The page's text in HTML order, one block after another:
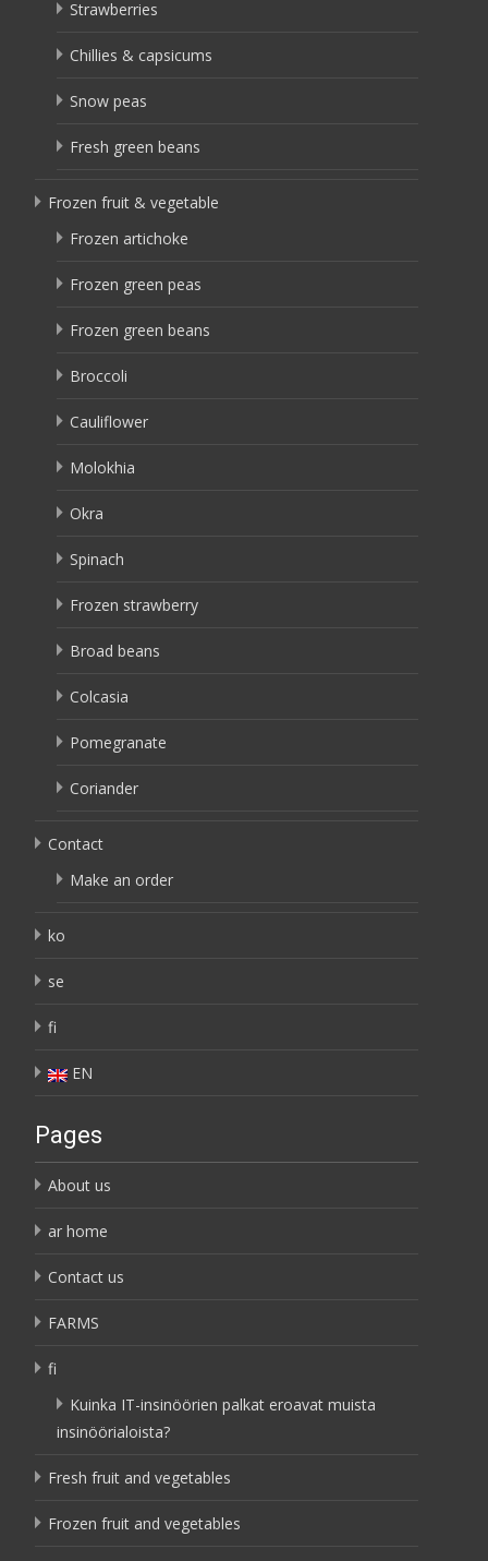
Strawberries
Chillies & capsicums
Snow peas
Fresh green beans
Frozen fruit & vegetable
Frozen artichoke
Frozen green peas
Frozen green beans
Broccoli
Cauliflower
Molokhia
Okra
Spinach
Frozen strawberry
Broad beans
Colcasia
Pomegranate
Coriander
Contact
Make an order
ko
se
fi
EN
Pages
About us
ar home
Contact us
FARMS
fi
Kuinka IT-insinöörien palkat eroavat muista
insinöörialoista?
Fresh fruit and vegetables
Frozen fruit and vegetables